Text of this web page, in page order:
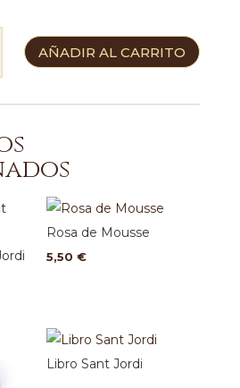
AÑADIR AL CARRITO
Rosa de Mousse
5,50€
Libro Sant Jordi